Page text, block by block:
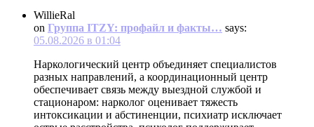
WillieRal
on Группа ITZY: профайл и факты… says:
05.08.2026 в 01:04
Наркологический центр объединяет специалистов
разных направлений, а координационный центр
обеспечивает связь между выездной службой и
стационаром: нарколог оценивает тяжесть
интоксикации и абстиненции, психиатр исключает